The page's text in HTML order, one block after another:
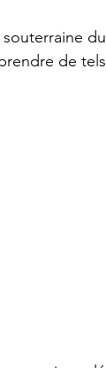
du
de tels